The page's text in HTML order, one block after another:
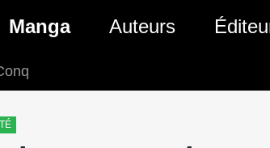
Comics
Manga
Nouveautés Manga
Prochaines sorties Manga
Auteurs